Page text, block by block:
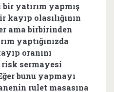
yatırım yapmış
olasılığının
ama birbirinden
yaptığınızda
oranını
risk sermayesi
bunu yapmayı
rulet masasına